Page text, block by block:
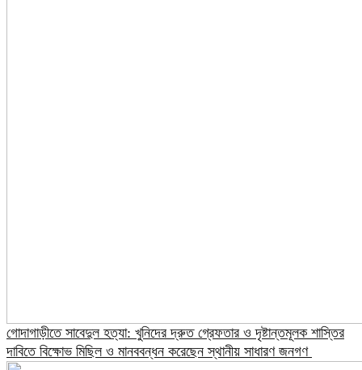
গোদাগাড়ীতে সাবেদুল হত্যা: খুনিদের দ্রুত গ্রেফতার ও দৃষ্টান্তমূলক শাস্তির
দাবিতে বিক্ষোভ মিছিল ও মানববন্ধন করেছেন স্থানীয় সাধারণ জনগণ